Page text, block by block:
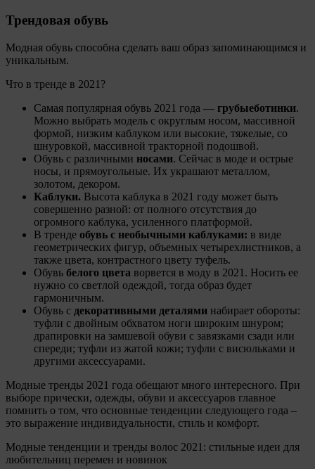
Трендовая обувь
Модная обувь способна сделать ваш образ запоминающимся и
уникальным.
Что в тренде в 2021?
Самая популярная обувь 2021 года — грубыеботинки.
Можно выбрать модель с округлым носом, массивной
формой, низким каблуком или высокие, тяжелые, со
шнуровкой, массивной тракторной подошвой.
Обувь с различными носами. Сейчас в моде и острые
носы, и прямоугольные. Их украшают металлом,
золотом, декором.
Каблуки. Высота каблука в 2021 году может быть
совершенно разной: от полного отсутствия до
огромного каблука, усиленного платформой.
В тренде обувь с необычными каблуками: в виде
геометрических фигур, объемных четырехлистников, а
также цвета, контрастного цвету туфель.
Обувь белого цвета ворвется в моду в 2021. Носить ее
нужно со светлой одеждой, тогда образ будет
гармоничным.
Обувь с декоративными деталями набирает обороты:
туфли с двойным обхватом ноги широким шнуром;
драпировки на замшевой обуви с завязками сзади или
спереди; туфли из жатой кожи; туфли с висюльками и
другими аксессуарами.
Модные тренды 2021 года обещают много интересного. При
выборе прически, одежды, обуви и аксессуаров главное
помнить о том, что основные тенденции следующего года –
это выражение индивидуальности, стиль и комфорт.
Модные тенденции и тренды волос 2021: стильные идеи для
любительниц перемен и новинок